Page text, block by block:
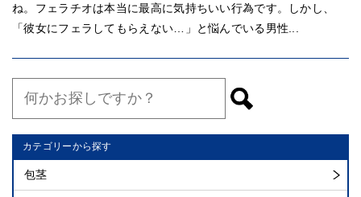
ね。フェラチオは本当に最高に気持ちいい行為です。しかし、
「彼女にフェラしてもらえない…」と悩んでいる男性...
カテゴリーから探す
包茎